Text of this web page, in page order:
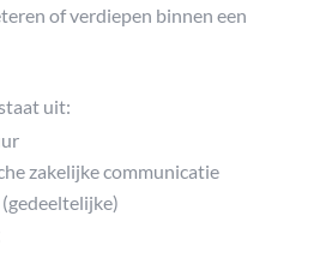
of verdiepen binnen een
uit:
zakelijke communicatie